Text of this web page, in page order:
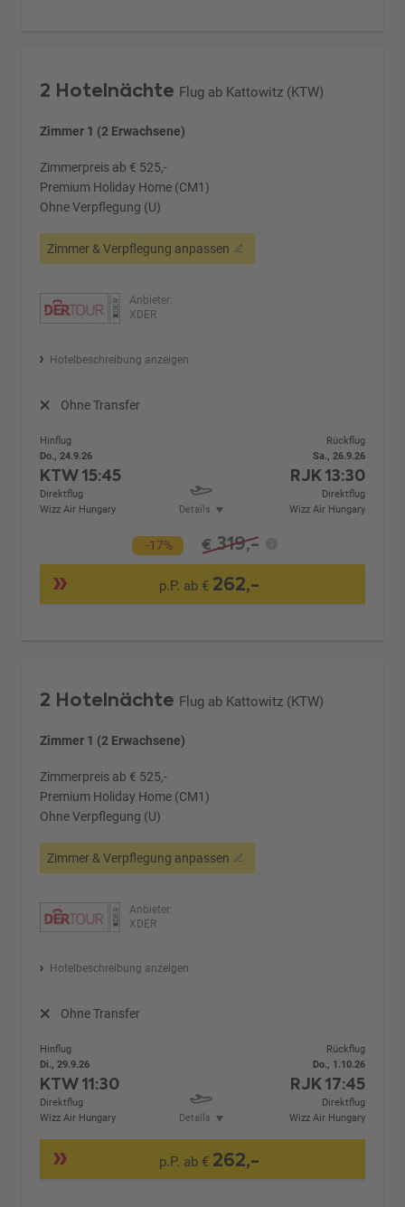
2 Hotelnächte Flug ab Kattowitz (KTW)
Zimmer 1 (2 Erwachsene)
Zimmerpreis ab € 525,-
Premium Holiday Home (CM1)
Ohne Verpflegung (U)
Zimmer & Verpflegung anpassen
Anbieter:
XDER
Hotelbeschreibung anzeigen
Ohne Transfer
Hinflug
Do., 24.9.26
KTW15:45
Direktflug
Wizz Air Hungary
Details
Rückflug
Sa., 26.9.26
RJK13:30
Direktflug
Wizz Air Hungary
-17% € 319,-
p.P. ab € 262,-
2 Hotelnächte Flug ab Kattowitz (KTW)
Zimmer 1 (2 Erwachsene)
Zimmerpreis ab € 525,-
Premium Holiday Home (CM1)
Ohne Verpflegung (U)
Zimmer & Verpflegung anpassen
Anbieter:
XDER
Hotelbeschreibung anzeigen
Ohne Transfer
Hinflug
Di., 29.9.26
KTW11:30
Direktflug
Wizz Air Hungary
Details
Rückflug
Do., 1.10.26
RJK17:45
Direktflug
Wizz Air Hungary
p.P. ab € 262,-